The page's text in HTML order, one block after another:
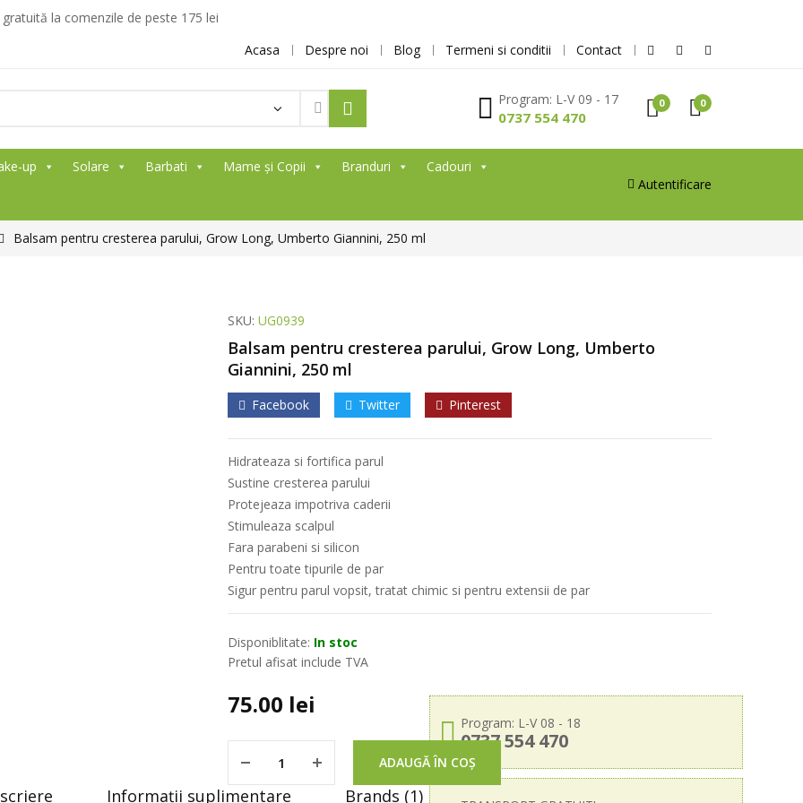
la comenzile de peste 175 lei
Acasa
Despre noi Blog Termeni si conditii Contact
Program: L-V 09 - 17
0737 554 470
0 0
up Solare Barbati Mame și Copii Branduri
Cadouri
Autentificare
Balsam pentru cresterea parului, Grow Long, Umberto Giannini, 250 ml
SKU: UG0939
Balsam pentru cresterea parului, Grow Long, Umberto
Giannini, 250 ml
Facebook Twitter Pinterest
Hidrateaza si fortifica parul
Sustine cresterea parului
Protejeaza impotriva caderii
Stimuleaza scalpul
Fara parabeni si silicon
Pentru toate tipurile de par
Sigur pentru parul vopsit, tratat chimic si pentru extensii de par
Disponiblitate: In stoc
Pretul afisat include TVA
Program: L-V 08 - 18
0737 554 470
75.00 lei
ADAUGĂ ÎN COȘ
Informații suplimentare Brands (1)